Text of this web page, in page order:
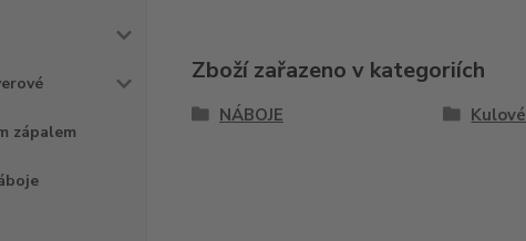
zápalem
Zboží zařazeno v kategoriích
NÁBOJE Kulové